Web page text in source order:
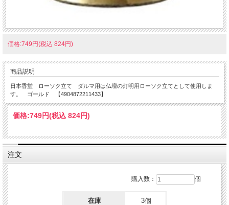
価格:749円(税込 824円)
商品説明
日本香堂 ローソク立て ダルマ用は仏壇の灯明用ローソク立てとして使用しま
す。 ゴールド 【4904872211433】
価格:749円(税込 824円)
注文
購入数： 個
在庫 3個